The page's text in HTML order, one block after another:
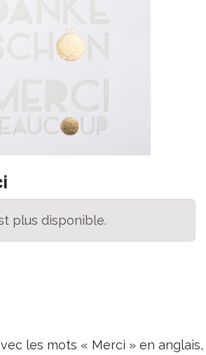
plus disponible.
les mots « Merci » en anglais,